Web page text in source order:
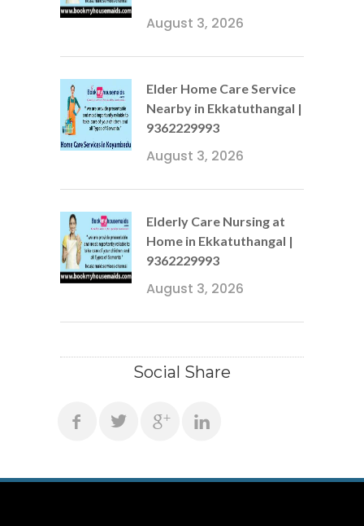
August 3, 2026
Elder Home Care Service
Nearby in Ekkatuthangal |
9362229993
August 3, 2026
Elderly Care Nursing at
Home in Ekkatuthangal |
9362229993
August 3, 2026
Social Share